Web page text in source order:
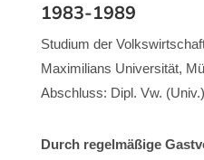
1983-1989
Studium der
Maximilians Universität,
Abschluss: Dipl. Vw. (Univ.)
Durch regelmäßige